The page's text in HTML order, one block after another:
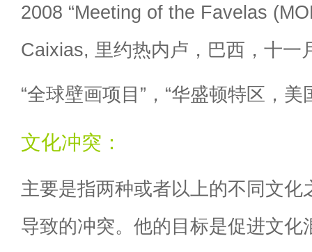
2008 “Meeting of the Favelas
Caixias, 里约热内卢，巴西，十一
“全球壁画项目”，“华盛顿特区，
文化冲突：
主要是指两种或者以上的不同文化
导致的冲突。他的目标是促进文化